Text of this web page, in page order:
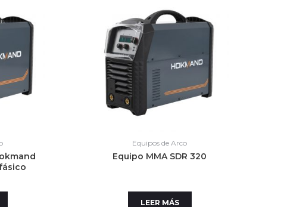
Equipos de Arco
Equipo MMA SDR 320
LEER MÁS